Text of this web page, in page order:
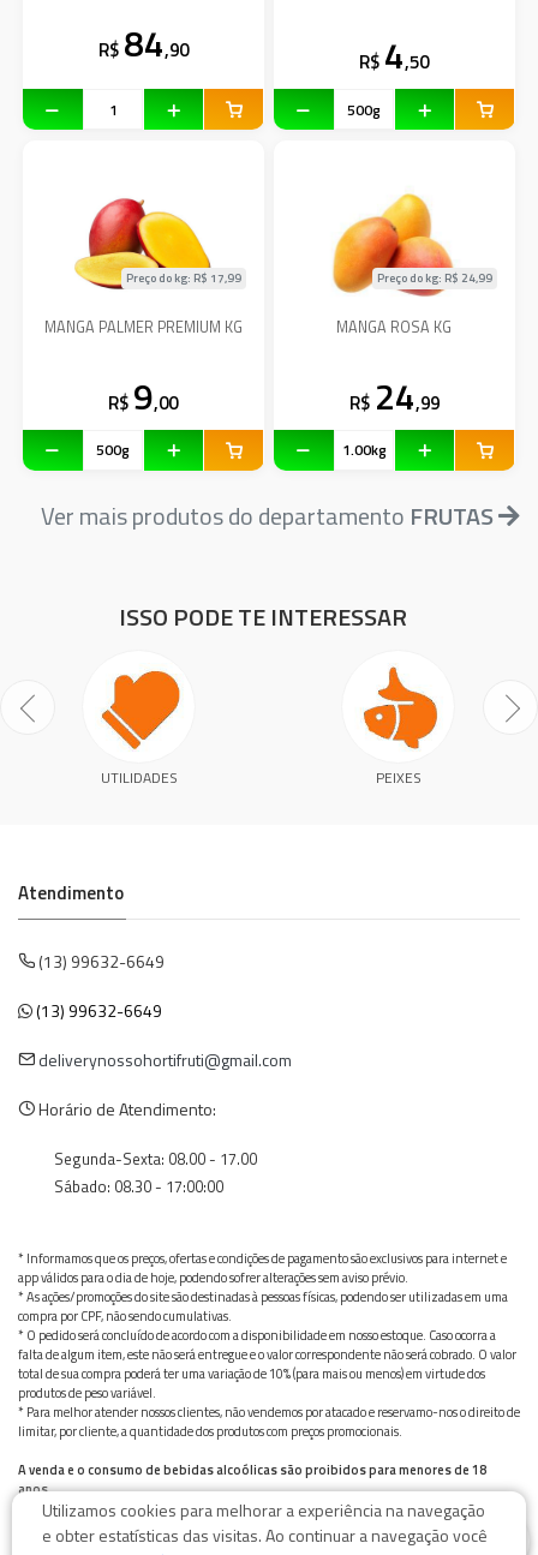
R$ 84,90 R$ 4,50
MANGA PALMER PREMIUM KG
Preço do kg: R$ 17,99
R$ 9,00
MANGA ROSA KG
Preço do kg: R$ 24,99
R$ 24,99
Ver mais produtos do departamento FRUTAS
ISSO PODE TE INTERESSAR
UTILIDADES PEIXES
Atendimento
(13) 99632-6649
(13) 99632-6649
deliverynossohortifruti@gmail.com
Horário de Atendimento:
Segunda-Sexta: 08.00 - 17.00
Sábado: 08.30 - 17:00:00
* Informamos que os preços, ofertas e condições de pagamento são exclusivos para internet e
app válidos para o dia de hoje, podendo sofrer alterações sem aviso prévio.
* As ações/promoções do site são destinadas à pessoas físicas, podendo ser utilizadas em uma
compra por CPF, não sendo cumulativas.
* O pedido será concluído de acordo com a disponibilidade em nosso estoque. Caso ocorra a
falta de algum item, este não será entregue e o valor correspondente não será cobrado. O valor
total de sua compra poderá ter uma variação de 10% (para mais ou menos) em virtude dos
produtos de peso variável.
* Para melhor atender nossos clientes, não vendemos por atacado e reservamo-nos o direito de
limitar, por cliente, a quantidade dos produtos com preços promocionais.
A venda e o consumo de bebidas alcoólicas são proibidos para menores de 18
anos.
Bebida alcoólica pode causar dependência química e, em excesso, provoca graves males à saúde.
Beba com moderação
Utilizamos cookies para melhorar a experiência na navegação
e obter estatísticas das visitas. Ao continuar a navegação você